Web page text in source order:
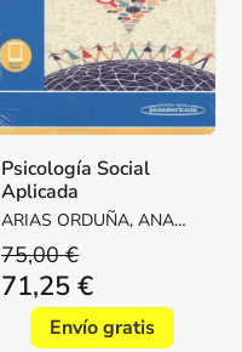
Psicología Social
Aplicada
ARIAS ORDUÑA, ANA
VICTORIA / MARTÍNEZ
RUBIO, JOSÉ LUÍS /
MORALES DOMÍNGUEZ,
JOSE FRANCISCO /
NOUVILA
75,00 €
71,25 €
Envío gratis